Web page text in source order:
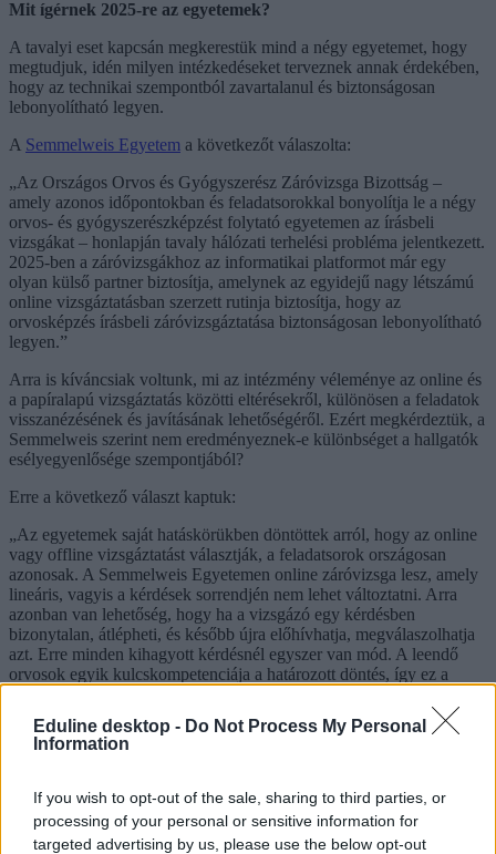
Eduline desktop - Do Not Process My Personal
Information
If you wish to opt-out of the sale, sharing to third parties, or
processing of your personal or sensitive information for
targeted advertising by us, please use the below opt-out
Mit ígérnek 2025-re az egyetemek?
A tavalyi eset kapcsán megkerestük mind a négy egyetemet, hogy
megtudjuk, idén milyen intézkedéseket terveznek annak érdekében,
hogy az technikai szempontból zavartalanul és biztonságosan
lebonyolítható legyen.
A Semmelweis Egyetem a következőt válaszolta:
„Az Országos Orvos és Gyógyszerész Záróvizsga Bizottság –
amely azonos időpontokban és feladatsorokkal bonyolítja le a négy
orvos- és gyógyszerészképzést folytató egyetemen az írásbeli
vizsgákat – honlapján tavaly hálózati terhelési probléma jelentkezett.
2025-ben a záróvizsgákhoz az informatikai platformot már egy
olyan külső partner biztosítja, amelynek az egyidejű nagy létszámú
online vizsgáztatásban szerzett rutinja biztosítja, hogy az
orvosképzés írásbeli záróvizsgáztatása biztonságosan lebonyolítható
legyen.”
Arra is kíváncsiak voltunk, mi az intézmény véleménye az online és
a papíralapú vizsgáztatás közötti eltérésekről, különösen a feladatok
visszanézésének és javításának lehetőségéről. Ezért megkérdeztük, a
Semmelweis szerint nem eredményeznek-e különbséget a hallgatók
esélyegyenlősége szempontjából?
Erre a következő választ kaptuk:
„Az egyetemek saját hatáskörükben döntöttek arról, hogy az online
vagy offline vizsgáztatást választják, a feladatsorok országosan
azonosak. A Semmelweis Egyetemen online záróvizsga lesz, amely
lineáris, vagyis a kérdések sorrendjén nem lehet változtatni. Arra
azonban van lehetőség, hogy ha a vizsgázó egy kérdésben
bizonytalan, átlépheti, és később újra előhívhatja, megválaszolhatja
azt. Erre minden kihagyott kérdésnél egyszer van mód. A leendő
orvosok egyik kulcskompetenciája a határozott döntés, így ez a
Semmelweis Egyetem végzős hallgatói egy próbavizsgán már
megismerhették a vizsgaprogramot, ahol azonnal feltehették a
kérdéseiket, melyeket az egyetem megnyugtatóan megválaszolt.”
A Debreceni Egyetem azonban a tavalyi problémákból tanulva úgy
döntött, hogy idén teljesen visszatér a papíralapú vizsgáztatáshoz,
így biztosítva a zavartalan lebonyolítást: